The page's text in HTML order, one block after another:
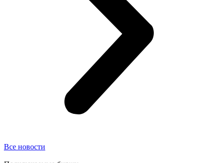
Все новости